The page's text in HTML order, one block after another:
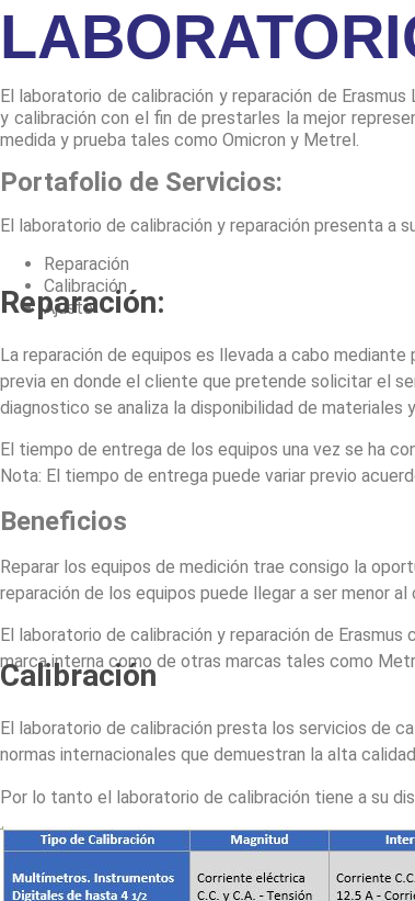
El laboratorio de calibración y reparación de
y calibración con el fin de prestarles la mejor
medida y prueba tales como Omicron y Metrel.
Portafolio de Servicios:
El laboratorio de calibración y reparación presenta a
Reparación
Calibración
Ajuste
Reparación:
La reparación de equipos es llevada a cabo
previa en donde el cliente que pretende solicitar el
diagnostico se analiza la disponibilidad de
El tiempo de entrega de los equipos una vez se ha
Nota: El tiempo de entrega puede variar previo
Beneficios
Reparar los equipos de medición trae consigo la
reparación de los equipos puede llegar a ser menor al
El laboratorio de calibración y reparación de
marca interna como de otras marcas tales como
Calibración
El laboratorio de calibración presta los servicios de
normas internacionales que demuestran la alta
Por lo tanto el laboratorio de calibración tiene a su